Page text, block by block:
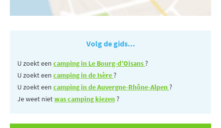
Volg de gids...
U zoekt een camping in Le Bourg-d’Oisans?
U zoekt een camping in de Isère?
U zoekt een camping in de Auvergne-Rhône-Alpen?
Je weet nietwas camping kiezen?